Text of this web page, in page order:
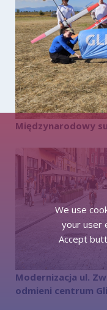
Międzynarodowy
Modernizacja ul.
odmieni centrum
We use
your user
Accept